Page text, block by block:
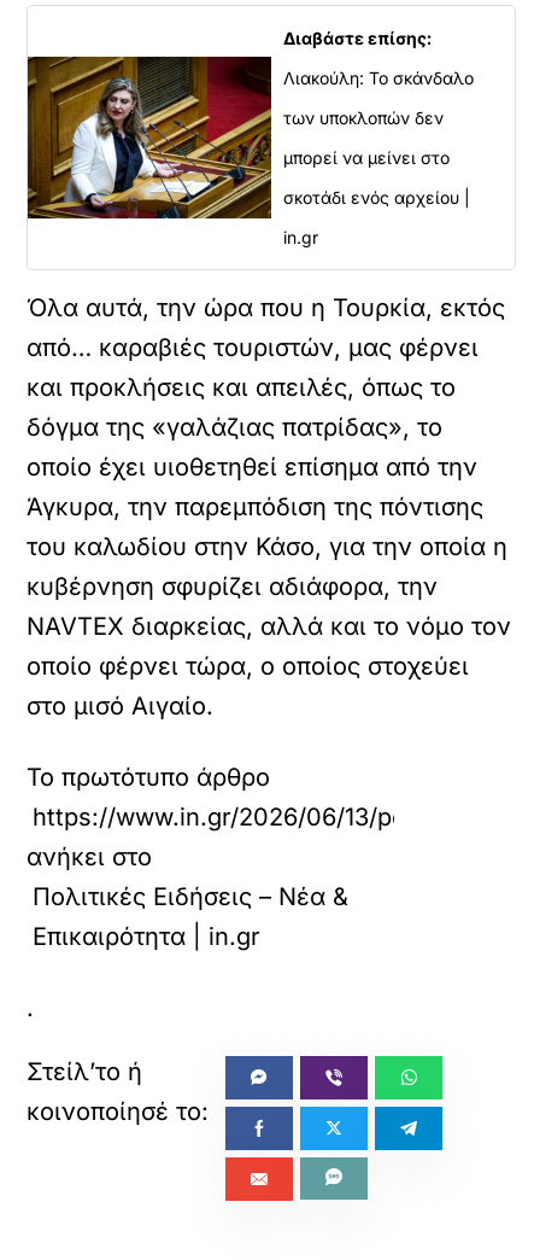
Διαβάστε επίσης:
Λιακούλη: Το σκάνδαλο
των υποκλοπών δεν
μπορεί να μείνει στο
σκοτάδι ενός αρχείου |
in.gr
Όλα αυτά, την ώρα που η Τουρκία, εκτός
από… καραβιές τουριστών, μας φέρνει
και προκλήσεις και απειλές, όπως το
δόγμα της «γαλάζιας πατρίδας», το
οποίο έχει υιοθετηθεί επίσημα από την
Άγκυρα, την παρεμπόδιση της πόντισης
του καλωδίου στην Κάσο, για την οποία η
κυβέρνηση σφυρίζει αδιάφορα, την
NAVTEX διαρκείας, αλλά και το νόμο τον
οποίο φέρνει τώρα, ο οποίος στοχεύει
στο μισό Αιγαίο.
Το πρωτότυπο άρθρο
https://www.in.gr/2026/06/13/politics/
ανήκει στο
Πολιτικές Ειδήσεις – Νέα &
Επικαιρότητα | in.gr
.